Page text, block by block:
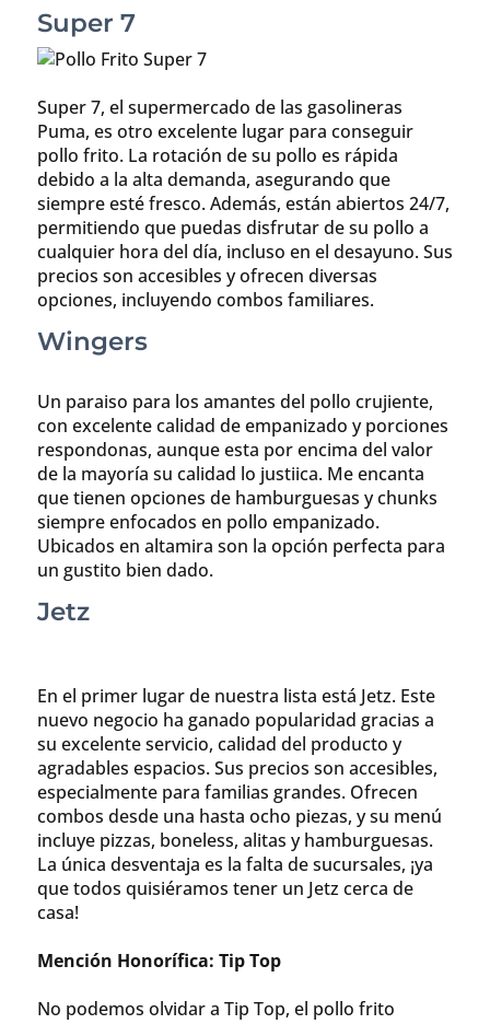
Super 7
Super 7, el supermercado de las gasolineras
Puma, es otro excelente lugar para conseguir
pollo frito. La rotación de su pollo es rápida
debido a la alta demanda, asegurando que
siempre esté fresco. Además, están abiertos 24/7,
permitiendo que puedas disfrutar de su pollo a
cualquier hora del día, incluso en el desayuno. Sus
precios son accesibles y ofrecen diversas
opciones, incluyendo combos familiares.
Wingers
Un paraiso para los amantes del pollo crujiente,
con excelente calidad de empanizado y porciones
respondonas, aunque esta por encima del valor
de la mayoría su calidad lo justiica. Me encanta
que tienen opciones de hamburguesas y chunks
siempre enfocados en pollo empanizado.
Ubicados en altamira son la opción perfecta para
un gustito bien dado.
Jetz
En el primer lugar de nuestra lista está Jetz. Este
nuevo negocio ha ganado popularidad gracias a
su excelente servicio, calidad del producto y
agradables espacios. Sus precios son accesibles,
especialmente para familias grandes. Ofrecen
combos desde una hasta ocho piezas, y su menú
incluye pizzas, boneless, alitas y hamburguesas.
La única desventaja es la falta de sucursales, ¡ya
que todos quisiéramos tener un Jetz cerca de
casa!
Mención Honorífica: Tip Top
No podemos olvidar a Tip Top, el pollo frito